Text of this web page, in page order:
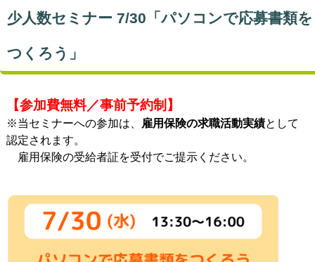
少人数セミナー 7/30「パソコンで応募書類を
つくろう」
【参加費無料／事前予約制】
※当セミナーへの参加は、 雇用保険の求職活動実績として
認定されます。
雇用保険の受給者証を受付でご提示ください。